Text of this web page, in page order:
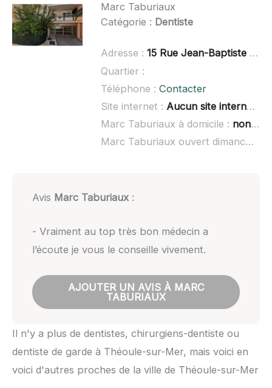
Marc Taburiaux
Catégorie : Dentiste
Adresse : 15 Rue Jean-Baptiste Pastor, 06590 Théoule-sur-Mer
Quartier :
Téléphone : Contacter
Site internet : Aucun site internet connu
Marc Taburiaux à domicile : non renseigné
Marc Taburiaux ouvert dimanche :
Avis Marc Taburiaux:
- Vraiment au top très bon médecin a
l’écoute je vous le conseille vivement.
AJOUTER UN AVIS À MARC
TABURIAUX
Il n'y a plus de dentistes, chirurgiens-dentiste ou
dentiste de garde à Théoule-sur-Mer, mais voici en
voici d'autres proches de la ville de Théoule-sur-Mer